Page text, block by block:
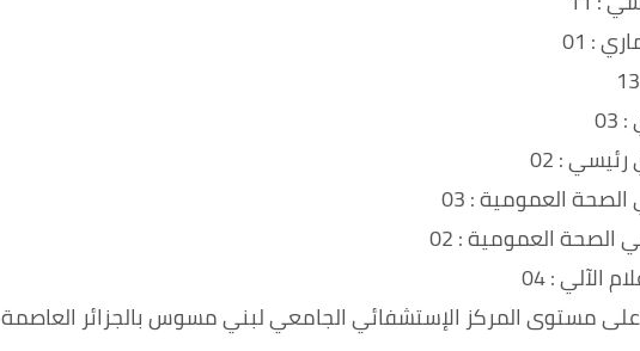
: 01
: 02
العمومية : 03
العمومية : 02
الآلي : 04
مستوى المركز الإستشفائي الجامعي لبني مسوس بالجزائر العاصمة